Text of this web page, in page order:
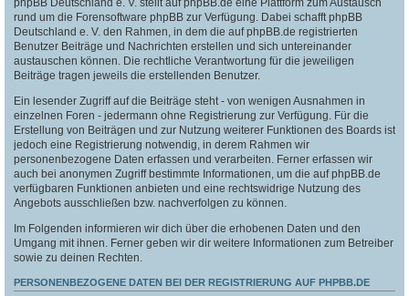
phpBB Deutschland e. V. stellt auf phpBB.de eine Plattform zum Austausch
rund um die Forensoftware phpBB zur Verfügung. Dabei schafft phpBB
Deutschland e. V. den Rahmen, in dem die auf phpBB.de registrierten
Benutzer Beiträge und Nachrichten erstellen und sich untereinander
austauschen können. Die rechtliche Verantwortung für die jeweiligen
Beiträge tragen jeweils die erstellenden Benutzer.
Ein lesender Zugriff auf die Beiträge steht - von wenigen Ausnahmen in
einzelnen Foren - jedermann ohne Registrierung zur Verfügung. Für die
Erstellung von Beiträgen und zur Nutzung weiterer Funktionen des Boards ist
jedoch eine Registrierung notwendig, in derem Rahmen wir
personenbezogene Daten erfassen und verarbeiten. Ferner erfassen wir
auch bei anonymen Zugriff bestimmte Informationen, um die auf phpBB.de
verfügbaren Funktionen anbieten und eine rechtswidrige Nutzung des
Angebots ausschließen bzw. nachverfolgen zu können.
Im Folgenden informieren wir dich über die erhobenen Daten und den
Umgang mit ihnen. Ferner geben wir dir weitere Informationen zum Betreiber
sowie zu deinen Rechten.
PERSONENBEZOGENE DATEN BEI DER REGISTRIERUNG AUF PHPBB.DE